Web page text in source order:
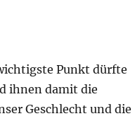
Punkt dürfte
ihnen damit die
Geschlecht und die